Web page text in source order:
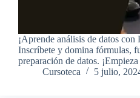
¡Aprende análisis de datos con
Inscríbete y domina fórmulas,
preparación de datos.
Cursoteca
5 julio,